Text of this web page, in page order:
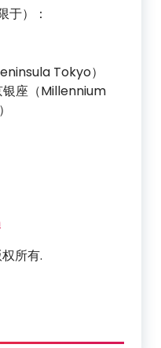
于）：
Tokyo）
银座（Millennium
所有.